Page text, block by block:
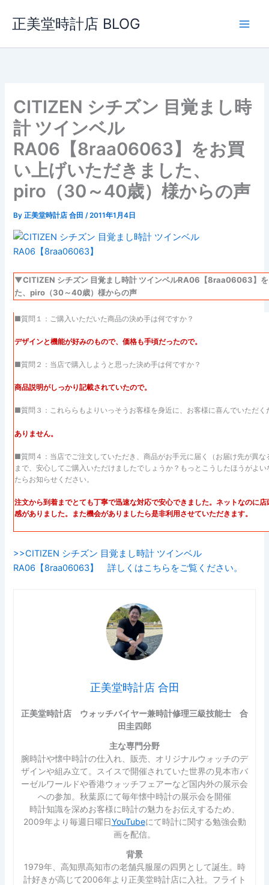
ス
正美堂時計店 BLOG
CITIZEN シチズン 目覚まし時
計 ツインベル
RA06【8raa06063】をお買
い上げいただきました、
piro（30～40歳）様からの声
By正美堂時計店 合田/2011年1月4日
▼CITIZEN シチズン 目覚まし時計 ツインベルRA06【8raa06063】を
た、piro（30～40歳）様からの声
■質問１：ご購入いただいた商品の決め手は何ですか？
デザインと機能が好みのもので、価格も手頃だったので。
■質問２：当店で購入しようと思った決め手は何ですか？
商品説明がしっかり記載されていたので。
■質問３：これららもよりいっそうお客様を身近に、お客様に喜んでいただ
ありません。
■質問４：当店でご注文していただき、商品がお手元に届く（お届け先が異
まで、安心してご購入いただけましたでしょうか？もっとこうしたほうがよ
たらお知らせください。
注文から到着までとても丁寧で迅速な対応で安心できました。ネットなのに
感がありました。また機会がありましたら是非利用させていただきます。
>>CITIZEN シチズン 目覚まし時計 ツインベル
RA06【8raa06063】 詳しくはこちらをご覧ください。
正美堂時計店 合田
正美堂時計店 ウォッチバイヤー兼時計修理三級技能士 合
田圭四郎
主な専門分野
腕時計や懐中時計の仕入れ、販売、オリジナルウォッチのデ
ザインや組み立て。スイスで開催されていた世界の見本市バ
ーゼルワールドや香港ウォッチフェアーなど国内外の展示会
への参加。秋葉原にて毎年懐中時計の展示会を開催
時計知識を深めお客様に時計の魅力をお伝えするため、
2009年より毎週日曜日YouTubeにて時計に関する勉強会動
画を配信。
背景
1979年、高知県高知市の老舗呉服屋の四男として誕生。時
計好きが高じて2006年より正美堂時計店に入社。フライト